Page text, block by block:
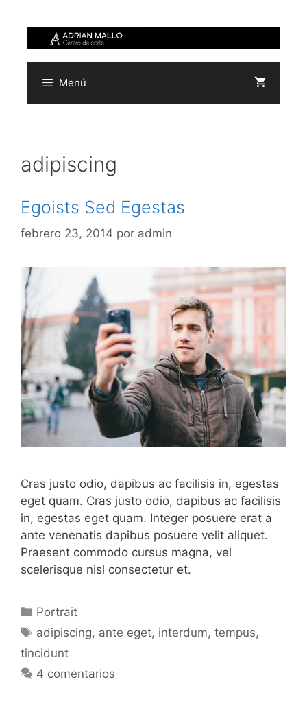
contenido
Menú
adipiscing
Egoists Sed Egestas
febrero 23, 2014 por admin
Cras justo odio, dapibus ac facilisis in, egestas
eget quam. Cras justo odio, dapibus ac facilisis
in, egestas eget quam. Integer posuere erat a
ante venenatis dapibus posuere velit aliquet.
Praesent commodo cursus magna, vel
scelerisque nisl consectetur et.
Categorías
Portrait
Etiquetas
adipiscing, ante eget, interdum,tempus,
tincidunt
4 comentarios